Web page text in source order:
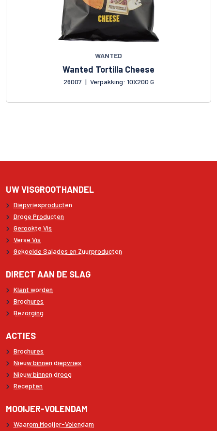
WANTED
Wanted Tortilla Cheese
26007 | Verpakking: 10X200 G
UW VISGROOTHANDEL
Diepvriesproducten
Droge Producten
Gerookte Vis
Verse Vis
Gekoelde Salades en Zuurproducten
DIRECT AAN DE SLAG
Klant worden
Brochures
Bezorging
ACTIES
Brochures
Nieuw binnen diepvries
Nieuw binnen droog
Recepten
MOOIJER-VOLENDAM
Waarom Mooijer-Volendam